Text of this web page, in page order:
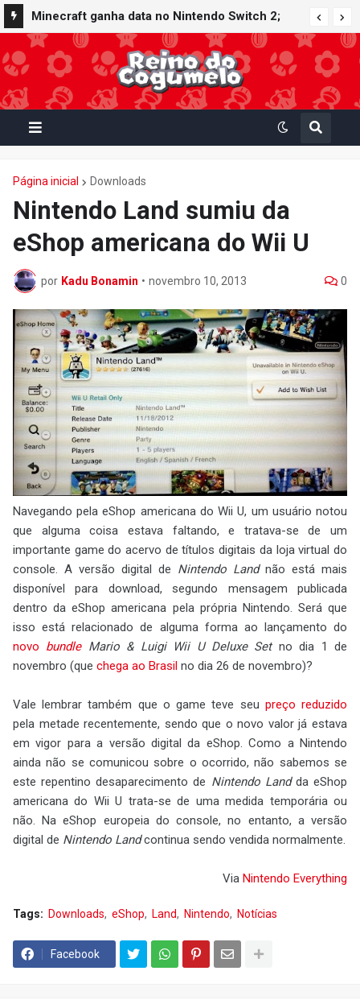
Minecraft ganha data no Nintendo Switch 2;
Super Mario Mash-Up receberá atualização
gráfica exclusiva
Página inicial Downloads
Nintendo Land sumiu da
eShop americana do Wii U
por Kadu Bonamin • novembro 10, 2013 0
Navegando pela eShop americana do Wii U, um usuário notou
que alguma coisa estava faltando, e tratava-se de um
importante game do acervo de títulos digitais da loja virtual do
console. A versão digital de Nintendo Landnão está mais
disponível para download, segundo mensagem publicada
dentro da eShop americana pela própria Nintendo. Será que
isso está relacionado de alguma forma ao lançamento do
novo bundle Mario & Luigi Wii U Deluxe Setno dia 1 de
novembro (que chega ao Brasil no dia 26 de novembro)?
Vale lembrar também que o game teve seu preço reduzido
pela metade recentemente, sendo que o novo valor já estava
em vigor para a versão digital da eShop. Como a Nintendo
ainda não se comunicou sobre o ocorrido, não sabemos se
este repentino desaparecimento de Nintendo Landda eShop
americana do Wii U trata-se de uma medida temporária ou
não. Na eShop europeia do console, no entanto, a versão
digital de Nintendo Landcontinua sendo vendida normalmente.
Via Nintendo Everything
Tags: Downloads eShop Land Nintendo Notícias
Facebook